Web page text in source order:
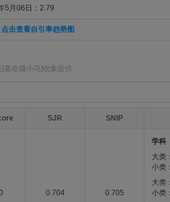
5月06日：2.79
点击查看自引率趋势图
[喜欢猫小鸟]收集提供
SJR SNIP
0.704 0.705
学科
大类
小类
大类
小类